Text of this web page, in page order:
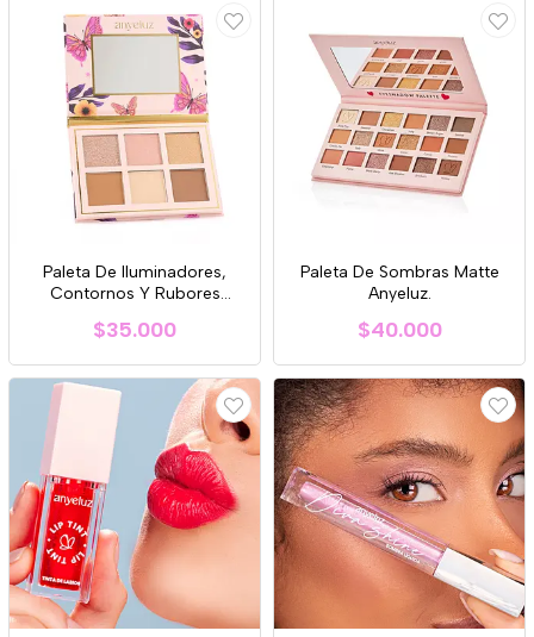
Paleta De Iluminadores,
Contornos Y Rubores
$35.000
Paleta De Sombras Matte
Anyeluz.
$40.000